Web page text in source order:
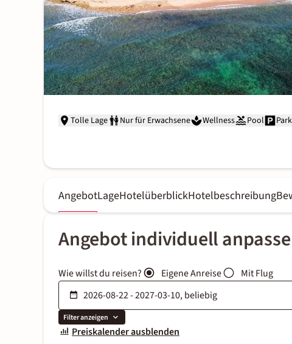
Tolle Lage Nur für Erwachsene Wellness Pool
AngebotLageHotelüberblickHotelbeschreibung
Angebot individuell
Wie willst du reisen? Eigene Anreise Mit Flug
Filter anzeigen
Preiskalender ausblenden